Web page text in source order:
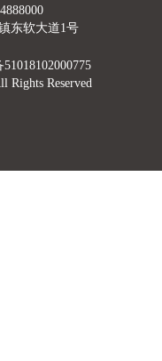
东软大道1号
Rights Reserved